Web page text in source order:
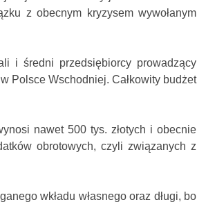
z obecnym kryzysem wywołanym
i średni przedsiębiorcy prowadzący
Polsce Wschodniej. Całkowity budżet
nawet 500 tys. złotych i obecnie
obrotowych, czyli związanych z
wkładu własnego oraz długi, bo